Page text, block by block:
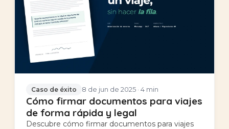
Caso de éxito 8 de jun de 2025 · 4 min
Cómo firmar documentos para viajes
de forma rápida y legal
Descubre cómo firmar documentos para viajes